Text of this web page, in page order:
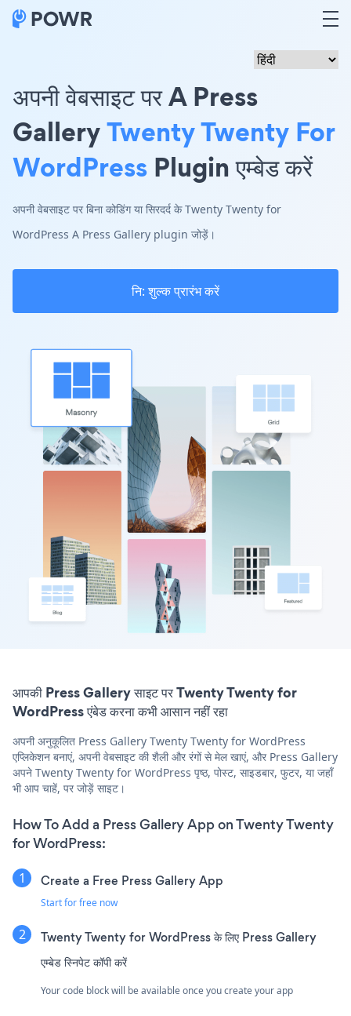
अपनी वेबसाइट पर A Press
GalleryTwenty Twenty For
WordPress Plugin एम्बेड करें
अपनी वेबसाइट पर बिना कोडिंग या सिरदर्द के Twenty Twenty for
WordPress A Press Gallery plugin जोड़ें।
नि: शुल्क प्रारंभ करें
आपकी Press Gallery साइट पर Twenty Twenty for
WordPress एंबेड करना कभी आसान नहीं रहा
अपनी अनुकूलित Press Gallery Twenty Twenty for WordPress
एप्लिकेशन बनाएं, अपनी वेबसाइट की शैली और रंगों से मेल खाएं, और Press Gallery
अपने Twenty Twenty for WordPress पृष्ठ, पोस्ट, साइडबार, फुटर, या जहाँ
भी आप चाहें, पर जोड़ें साइट।
How To Add a Press Gallery App on Twenty Twenty
for WordPress:
Create a Free Press Gallery App
Start for free now
Twenty Twenty for WordPress के लिए Press Gallery
एम्बेड स्निपेट कॉपी करें
Your code block will be available once you create your app